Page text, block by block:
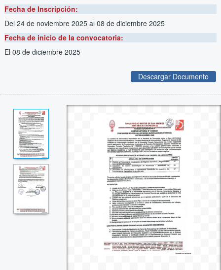
Fecha de Inscripción:
Del 24 de noviembre 2025 al 08 de diciembre 2025
Fecha de inicio de la convocatoria:
El 08 de diciembre 2025
Descargar Documento